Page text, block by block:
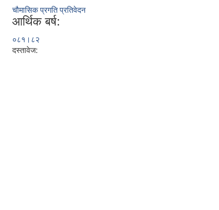
चौमासिक प्रगति प्रतिवेदन
आर्थिक बर्ष:
०८१।८२
दस्तावेज: